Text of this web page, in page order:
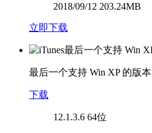
2018/09/12 203.24MB
立即下载
最后一个支持 Win XP 的版本
下载
12.1.3.6 64位